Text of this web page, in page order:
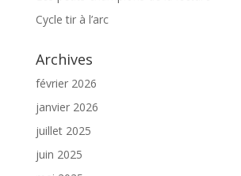
Cycle tir à l’arc
Archives
février 2026
janvier 2026
juillet 2025
juin 2025